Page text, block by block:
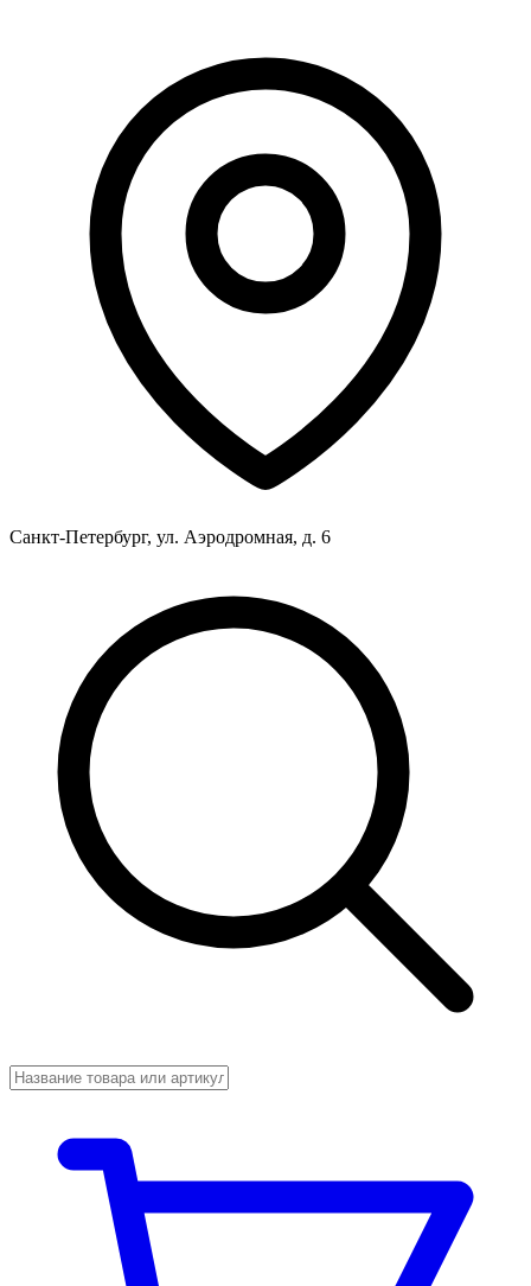
Санкт-Петербург, ул. Аэродромная, д. 6